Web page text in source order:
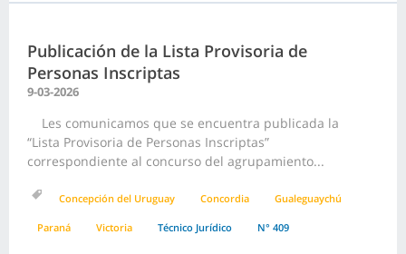
Publicación de la Lista Provisoria de
Personas Inscriptas
9-03-2026
Les comunicamos que se encuentra publicada la
“Lista Provisoria de Personas Inscriptas”
correspondiente al concurso del agrupamiento...
Concepción del Uruguay Concordia Gualeguaychú
Paraná Victoria Técnico Jurídico N° 409